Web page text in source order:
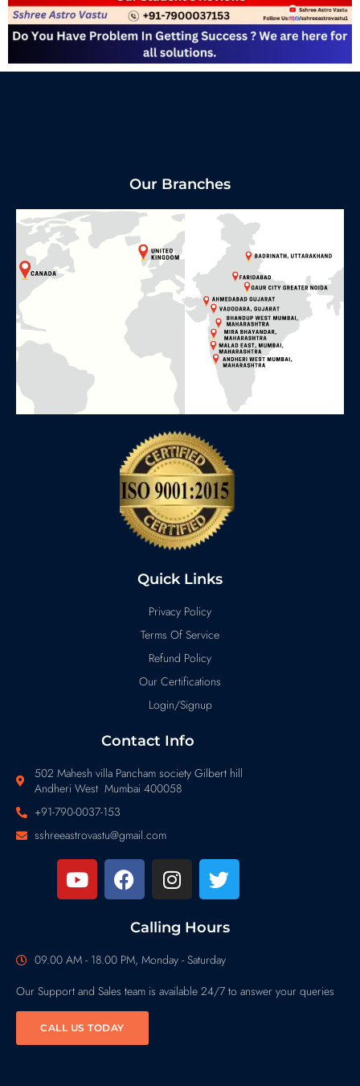
Our Branches
Quick Links
Privacy Policy
Terms Of Service
Refund Policy
Our Certifications
Login/Signup
Contact Info
502 Mahesh villa Pancham society Gilbert hill
Andheri West Mumbai 400058
+91-790-0037-153
sshreeastrovastu@gmail.com
Calling Hours
09.00 AM - 18.00 PM, Monday - Saturday
Our Support and Sales team is available 24/7 to answer your queries
CALL US TODAY